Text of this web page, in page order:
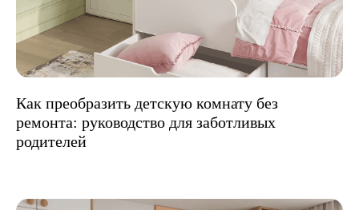
Как преобразить детскую комнату без
ремонта: руководство для заботливых
родителей